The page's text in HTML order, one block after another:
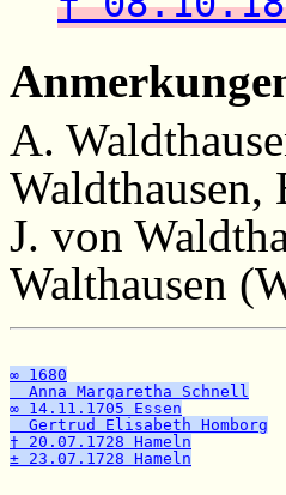
A.
Waldthausen,
J. von
Walthausen
∞ 1680
Anna Margaretha Schnell
∞ 14.11.1705 Essen
Gertrud Elisabeth Homborg
† 20.07.1728 Hameln
± 23.07.1728 Hameln